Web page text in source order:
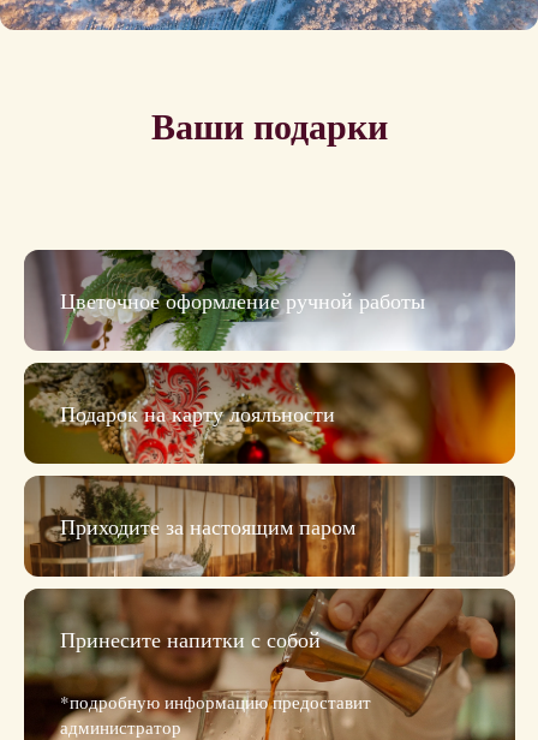
Ваши подарки
Цветочное оформление ручной работы
Подарок на карту лояльности
Приходите за настоящим паром
Принесите напитки с собой
*подробную информацию предоставит
администратор